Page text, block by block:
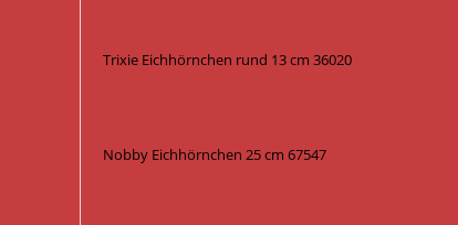
Trixie Eichhörnchen rund 13 cm 36020
Nobby Eichhörnchen 25 cm 67547